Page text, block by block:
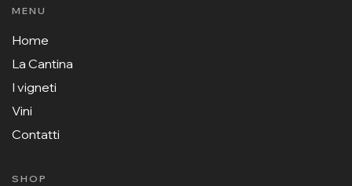
MENU
Home
La Cantina
I vigneti
Vini
Contatti
SHOP